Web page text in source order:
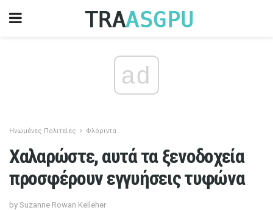
ad
Ηνωμένες Πολιτείες Φλόριντα
Χαλαρώστε, αυτά τα ξενοδοχεία
προσφέρουν εγγυήσεις τυφώνα
by Suzanne Rowan Kelleher